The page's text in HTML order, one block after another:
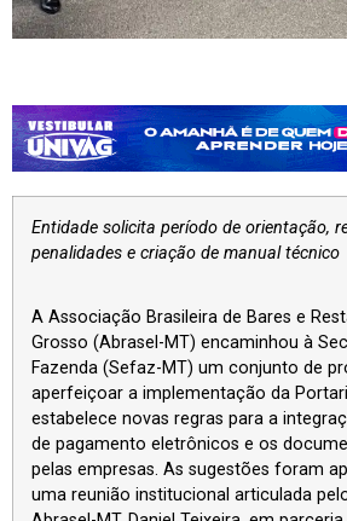
Entidade solicita período de orientação,
penalidades e criação de manual técnico
A Associação Brasileira de Bares e
Grosso (Abrasel-MT) encaminhou à
Fazenda (Sefaz-MT) um conjunto de
aperfeiçoar a implementação da
estabelece novas regras para a
de pagamento eletrônicos e os
pelas empresas. As sugestões foram
uma reunião institucional articulada